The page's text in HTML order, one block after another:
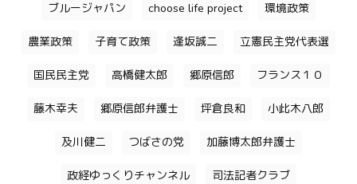
ブルージャパン choose life project 環境政策
農業政策 子育て政策 逢坂誠二 立憲民主党代表選
国民民主党 高橋健太郎 郷原信郎 フランス１０
藤木幸夫 郷原信郎弁護士 坪倉良和 小此木八郎
及川健二 つばさの党 加藤博太郎弁護士
政経ゆっくりチャンネル 司法記者クラブ